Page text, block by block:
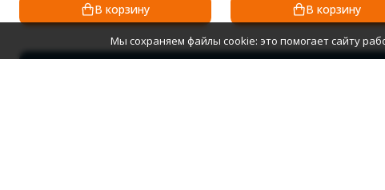
В корзину В корзину
Мы сохраняем файлы cookie: это помогает сайту